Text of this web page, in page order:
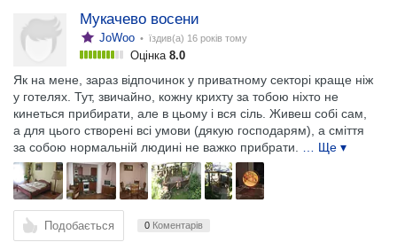
Мукачево восени
JoWoo • їздив(а) 16 років тому
Оцінка 8.0
Як на мене, зараз відпочинок у приватному секторі краще ніж
у готелях. Тут, звичайно, кожну крихту за тобою ніхто не
кинеться прибирати, але в цьому і вся сіль. Живеш собі сам,
а для цього створені всі умови (дякую господарям), а сміття
за собою нормальній людині не важко прибрати.
… Ще ▾
Подобається 0 Коментарів